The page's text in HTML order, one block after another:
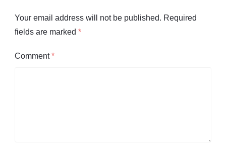
Your email address will not be published. Required
fields are marked *
Comment*